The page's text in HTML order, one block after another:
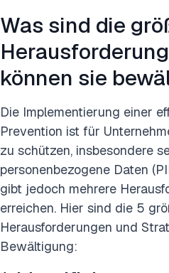
Was sind die
können sie
Die Implementierung einer
Prevention ist für
zu schützen, insbesondere
personenbezogene Daten
gibt jedoch mehrere
erreichen. Hier sind die 5
Herausforderungen und
Bewältigung: